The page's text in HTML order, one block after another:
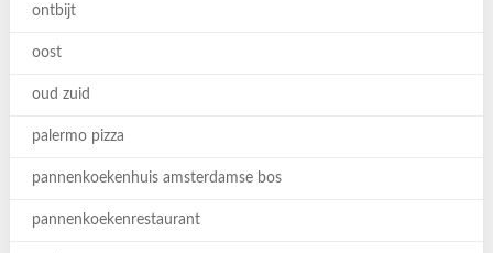
ontbijt
oost
oud zuid
palermo pizza
pannenkoekenhuis amsterdamse bos
pannenkoekenrestaurant